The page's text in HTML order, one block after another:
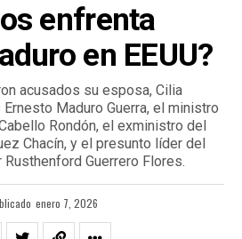
enfrenta
en EEUU?
acusados su esposa, Cilia
Maduro Guerra, el ministro
Rondón, el exministro del
Chacín, y el presunto líder del
Rusthenford Guerrero Flores.
enero 7, 2026